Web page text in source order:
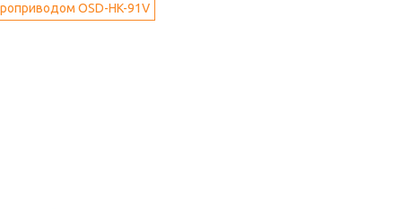
OSD-HK-91V